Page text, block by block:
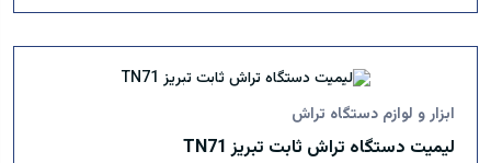
ابزار و لوازم دستگاه تراش
لیمیت دستگاه تراش ثابت تبریز TN71